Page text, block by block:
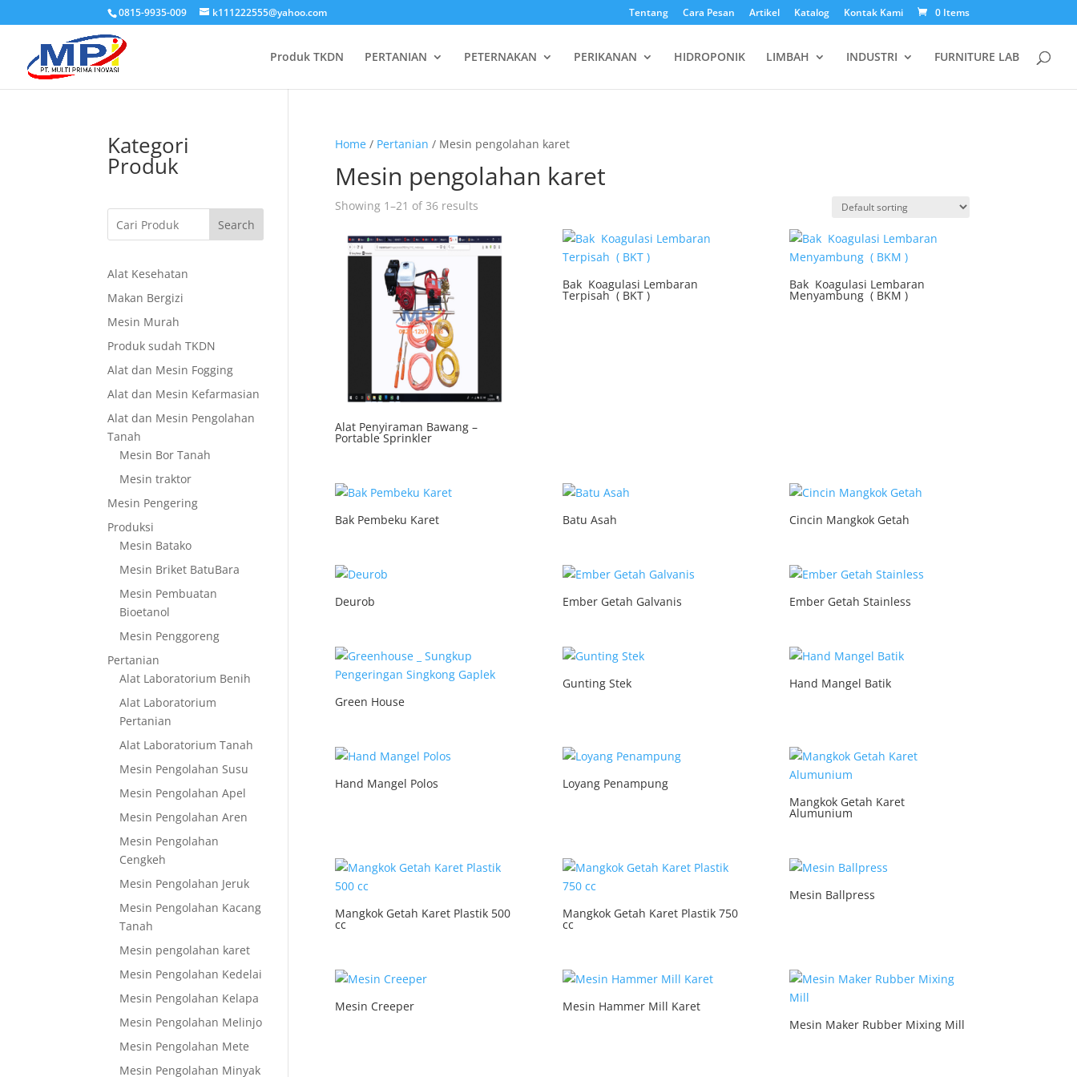
0815-9935-009 k111222555@yahoo.com Tentang Cara Pesan Artikel Katalog Kontak Kami 0 Items
Produk TKDN PERTANIAN PETERNAKAN PERIKANAN HIDROPONIK LIMBAH INDUSTRI FURNITURE LAB
Home/ Pertanian / Mesin pengolahan karet
Mesin pengolahan karet
Showing 1–21 of 36 results
Alat Penyiraman Bawang –
Portable Sprinkler
Bak Koagulasi Lembaran
Terpisah ( BKT )
Bak Koagulasi Lembaran
Menyambung ( BKM )
Bak Pembeku Karet Batu Asah Cincin Mangkok Getah
Deurob Ember Getah Galvanis Ember Getah Stainless
Green House
Gunting Stek Hand Mangel Batik
Hand Mangel Polos
Loyang Penampung
Mangkok Getah Karet
Alumunium
Mangkok Getah Karet Plastik 500
cc
Mangkok Getah Karet Plastik 750
cc
Mesin Ballpress
Mesin Creeper
Mesin Hammer Mill Karet
Mesin Maker Rubber Mixing Mill
Kategori
Produk
Search
Alat Kesehatan
Makan Bergizi
Mesin Murah
Produk sudah TKDN
Alat dan Mesin Fogging
Alat dan Mesin Kefarmasian
Alat dan Mesin Pengolahan
Tanah
Mesin Bor Tanah
Mesin traktor
Mesin Pengering
Produksi
Mesin Batako
Mesin Briket BatuBara
Mesin Pembuatan
Bioetanol
Mesin Penggoreng
Pertanian
Alat Laboratorium Benih
Alat Laboratorium
Pertanian
Alat Laboratorium Tanah
Mesin Pengolahan Susu
Mesin Pengolahan Apel
Mesin Pengolahan Aren
Mesin Pengolahan
Cengkeh
Mesin Pengolahan Jeruk
Mesin Pengolahan Kacang
Tanah
Mesin pengolahan karet
Mesin Pengolahan Kedelai
Mesin Pengolahan Kelapa
Mesin Pengolahan Melinjo
Mesin Pengolahan Mete
Mesin Pengolahan Minyak